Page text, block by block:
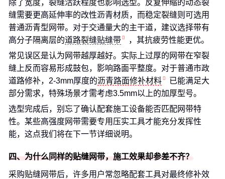
除了宽度，裂缝活跃程度也影响选型。反复伸缩的动态裂
缝需要更高延伸率的改性沥青材质，而稳定裂缝则可选用
普通沥青型网带。对于交通量大的主干道，建议选择带有
高分子隔离层的道路裂缝贴缝带
，其抗疲劳性能更优。
常见误区是认为网带越厚越好。实际上过厚的网带在窄裂
缝上反而容易形成鼓包，影响路面平整度。对于普通市政
道路修补，2-3mm厚度的沥青路面修补材料
已能满足大
部分需求，特殊场景才需考虑3.5mm以上的加厚型号。
选型完成后，别忘了确认配套施工设备能否匹配网带特
性。某些高强度网带需要专用压实工具才能充分发挥性
能，这点我们将在下一节详细说明。
四、为什么同样的贴缝网带，施工效果却参差不齐？
采购贴缝网带后，许多用户常忽略配套工具对最终修补效